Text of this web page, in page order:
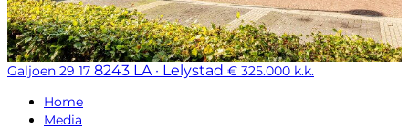
Galjoen 29 17 8243 LA · Lelystad € 325.000 k.k.
Home
Media